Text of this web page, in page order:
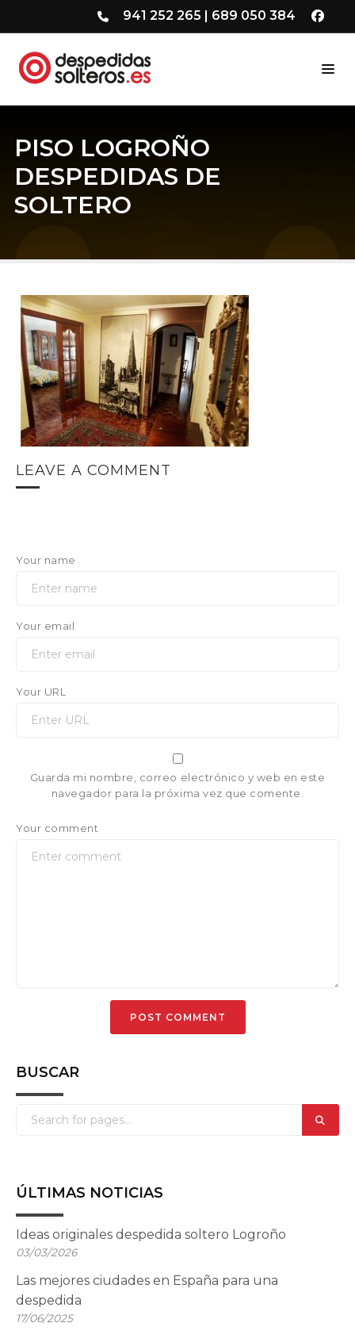
941 252 265 | 689 050 384
PISO LOGROÑO
DESPEDIDAS DE
SOLTERO
LEAVE A COMMENT
Your name
Your email
Your URL
Guarda mi nombre, correo electrónico y web en este
navegador para la próxima vez que comente.
Your comment
BUSCAR
ÚLTIMAS NOTICIAS
Ideas originales despedida soltero Logroño
03/03/2026
Las mejores ciudades en España para una
despedida
17/06/2025